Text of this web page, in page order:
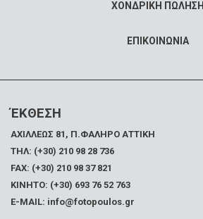
ΧΟΝΔΡΙΚΗ ΠΩΛΗΣΗ
ΕΠΙΚΟΙΝΩΝΙΑ
ΈΚΘΕΣΗ
ΑΧΙΛΛΕΩΣ 81, Π.ΦΑΛΗΡΟ ΑΤΤΙΚΗ
ΤΗΛ: (+30) 210 98 28 736
FAX: (+30) 210 98 37 821
ΚΙΝΗΤΟ: (+30) 693 76 52 763
E-MAIL: info@fotopoulos.gr